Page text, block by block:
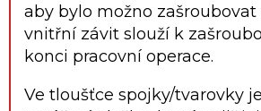
aby bylo možno
vnitřní závit slouží k
konci pracovní operace.
Ve tloušťce spojky/tvarovky